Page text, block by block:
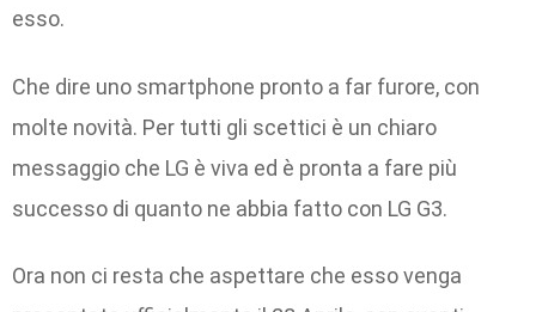
esso.
Che dire uno smartphone pronto a far furore, con
molte novità. Per tutti gli scettici è un chiaro
messaggio che LG è viva ed è pronta a fare più
successo di quanto ne abbia fatto con LG G3.
Ora non ci resta che aspettare che esso venga